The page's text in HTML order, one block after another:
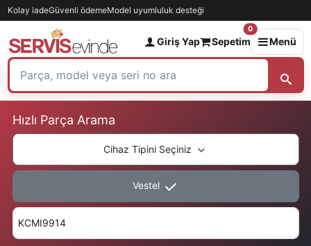
Kolay iadeGüvenli ödemeModel uyumluluk desteği
Giriş Yap Sepetim
0
Menü
Hızlı Parça Arama
Cihaz Tipini Seçiniz
Vestel